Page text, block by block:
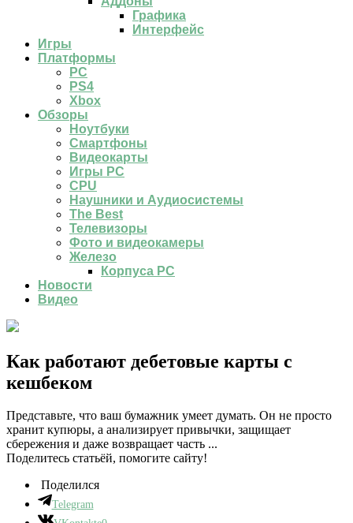
Графика
Интерфейс
Игры
Платформы
PC
PS4
Xbox
Обзоры
Ноутбуки
Смартфоны
Видеокарты
Игры PC
CPU
Наушники и Аудиосистемы
The Best
Телевизоры
Фото и видеокамеры
Железо
Корпуса PC
Новости
Видео
Как работают дебетовые карты с
кешбеком
Представьте, что ваш бумажник умеет думать. Он не просто
хранит купюры, а анализирует привычки, защищает
сбережения и даже возвращает часть ...
Поделитесь статьёй, помогите сайту!
Поделился
Telegram